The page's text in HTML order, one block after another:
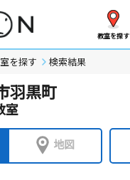
教室を探す
を探す 検索結果
羽黒町
室
地図